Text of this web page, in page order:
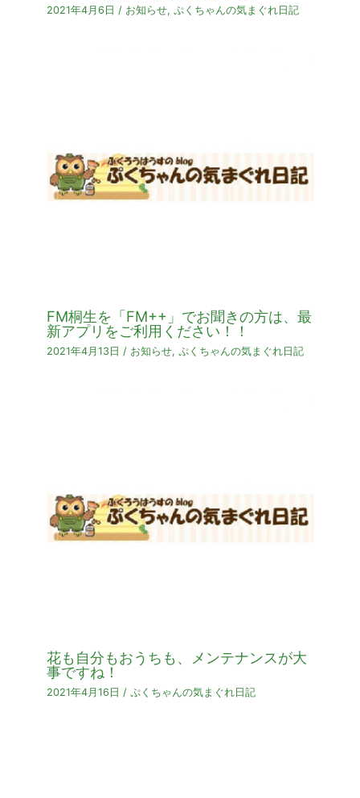
2021年4月6日 / お知らせ, ぷくちゃんの気まぐれ日記
FM桐生を「FM++」でお聞きの方は、最
新アプリをご利用ください！！
2021年4月13日 / お知らせ, ぷくちゃんの気まぐれ日記
花も自分もおうちも、メンテナンスが大
事ですね！
2021年4月16日 / ぷくちゃんの気まぐれ日記